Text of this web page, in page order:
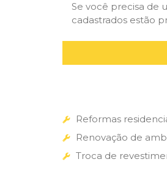
Se você precisa de
cadastrados estão
Reformas
Renovação de
Troca de